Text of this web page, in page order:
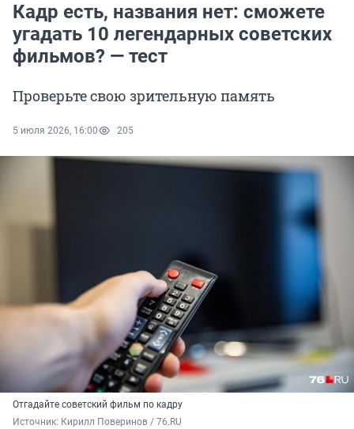
Кадр есть, названия нет: сможете
угадать 10 легендарных советских
фильмов? — тест
Проверьте свою зрительную память
5 июля 2026, 16:00 205
Отгадайте советский фильм по кадру
Источник: Кирилл Поверинов / 76.RU